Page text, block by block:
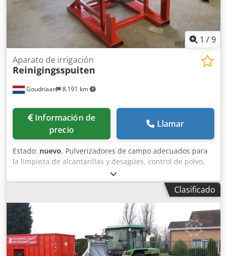
1 /9
Goudriaan 8.191 km
Aparato de irrigación
Reinigingsspuiten
Información de
precio
Llamar
Estado: nuevo, Pulverizadores de campo adecuados para
la limpieza de alcantarillas y desagües, control de polvo,
etc. sobre y unido a la construcción con toma de fuerza o
hidráulica. conducir. Adecuado para uso en tractores,
palas, carretillas elevadoras, etc. Cjdpfx Aeygnvxehcorf
¡Completamente adaptado a su aplicación! Condición:
Nuevo
Clasificado